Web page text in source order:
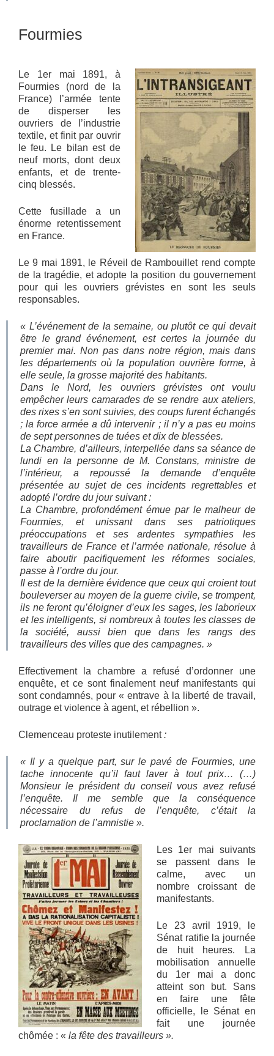
Fourmies
Le 1er mai 1891, à
Fourmies (nord de la
France) l’armée tente
de disperser les
ouvriers de l’industrie
textile, et finit par ouvrir
le feu. Le bilan est de
neuf morts, dont deux
enfants, et de trente-
cinq blessés.
Cette fusillade a un
énorme retentissement
en France.
Le 9 mai 1891, le Réveil de Rambouillet rend compte
de la tragédie, et adopte la position du gouvernement
pour qui les ouvriers grévistes en sont les seuls
responsables.
« L’événement de la semaine, ou plutôt ce qui devait
être le grand événement, est certes la journée du
premier mai. Non pas dans notre région, mais dans
les départements où la population ouvrière forme, à
elle seule, la grosse majorité des habitants.
Dans le Nord, les ouvriers grévistes ont voulu
empêcher leurs camarades de se rendre aux ateliers,
des rixes s’en sont suivies, des coups furent échangés
; la force armée a dû intervenir ; il n’y a pas eu moins
de sept personnes de tuées et dix de blessées.
La Chambre, d’ailleurs, interpellée dans sa séance de
lundi en la personne de M. Constans, ministre de
l’intérieur, a repoussé la demande d’enquête
présentée au sujet de ces incidents regrettables et
adopté l’ordre du jour suivant :
La Chambre, profondément émue par le malheur de
Fourmies, et unissant dans ses patriotiques
préoccupations et ses ardentes sympathies les
travailleurs de France et l’armée nationale, résolue à
faire aboutir pacifiquement les réformes sociales,
passe à l’ordre du jour.
Il est de la dernière évidence que ceux qui croient tout
bouleverser au moyen de la guerre civile, se trompent,
ils ne feront qu’éloigner d’eux les sages, les laborieux
et les intelligents, si nombreux à toutes les classes de
la société, aussi bien que dans les rangs des
travailleurs des villes que des campagnes. »
Effectivement la chambre a refusé d’ordonner une
enquête, et ce sont finalement neuf manifestants qui
sont condamnés, pour « entrave à la liberté de travail,
outrage et violence à agent, et rébellion ».
Clemenceau proteste inutilement:
« Il y a quelque part, sur le pavé de Fourmies, une
tache innocente qu’il faut laver à tout prix… (…)
Monsieur le président du conseil vous avez refusé
l’enquête. Il me semble que la conséquence
nécessaire du refus de l’enquête, c’était la
proclamation de l’amnistie ».
Les 1er mai suivants
se passent dans le
calme, avec un
nombre croissant de
manifestants.
Le 23 avril 1919, le
Sénat ratifie la journée
de huit heures. La
mobilisation annuelle
du 1er mai a donc
atteint son but. Sans
en faire une fête
officielle, le Sénat en
fait une journée
chômée : « la fête des travailleurs ».